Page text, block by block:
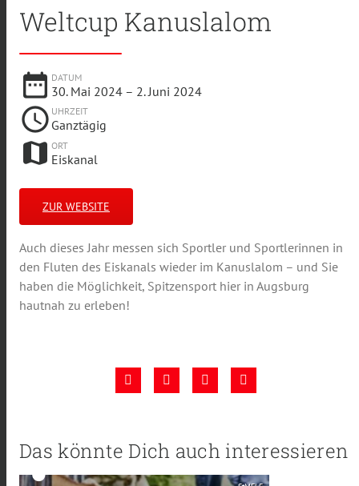
Weltcup Kanuslalom
date_range DATUM
30. Mai 2024 – 2. Juni 2024
schedule UHRZEIT
Ganztägig
map ORT
Eiskanal
ZUR WEBSITE
Auch dieses Jahr messen sich Sportler und Sportlerinnen in
den Fluten des Eiskanals wieder im Kanuslalom – und Sie
haben die Möglichkeit, Spitzensport hier in Augsburg
hautnah zu erleben!
Das könnte Dich auch interessieren